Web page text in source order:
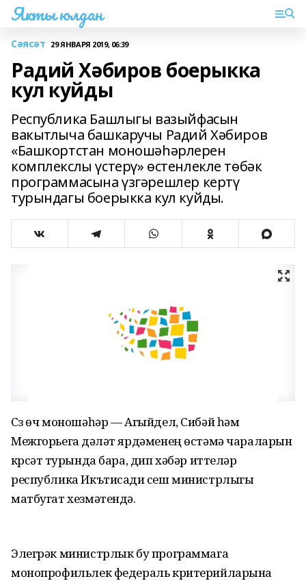
Якты юлдан
Сәясәт 29 ЯНВАРЯ 2019, 06:39
Радий Хәбиров боерыкка
кул куйды
Республика Башлыгы вазыйфасын
вакытлыча башкаручы Радий Хәбиров
«Башкортстан моношәһәрлерен
комплекслы үстерү» өстенлекле төбәк
программасына үзгәрешлер кертү
турындагы боерыкка кул куйды.
Сүз өч моношәһәр — Агыйдел, Сибәй һәм
Межгорьега дәүләт ярдәменең өстәмә чараларын
күрсәтү турында бара, дип хәбәр иттеләр
республика Икътисади үсеш министрлыгы
матбугат хезмәтендә.
Элегрәк министрлык бу программага
монопрофильлек федераль критерийларына